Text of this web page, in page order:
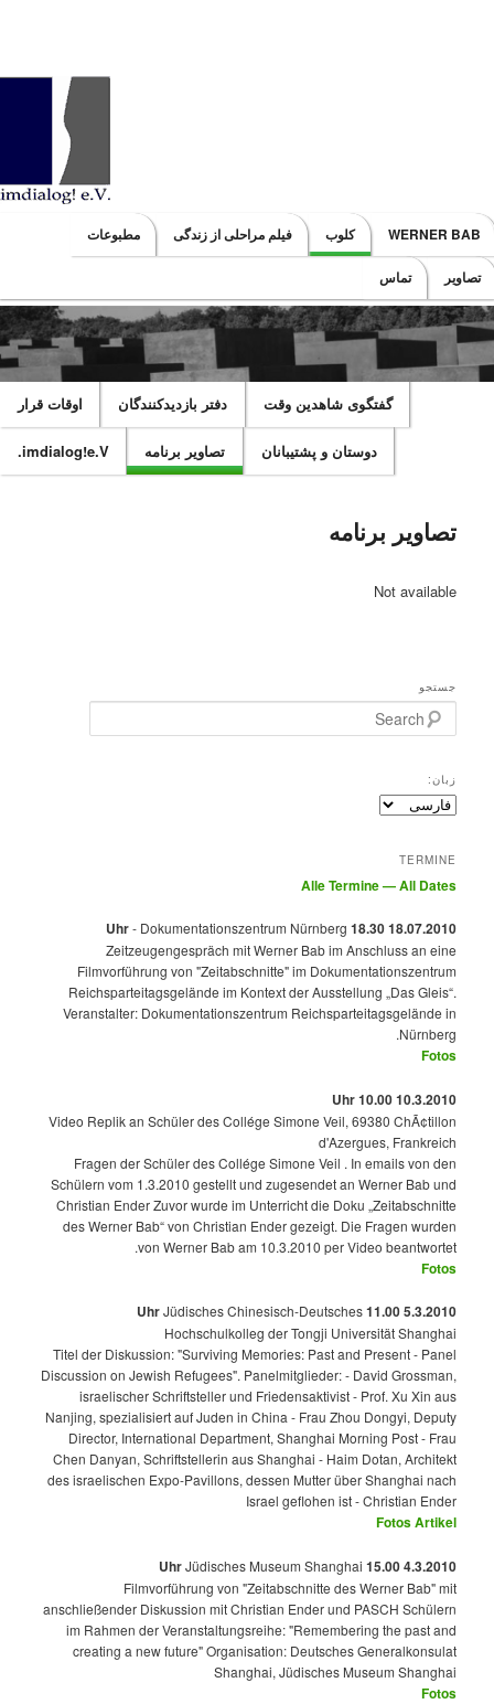
Main menu
SKIP TO PRIMARY CONTENT
SKIP TO SECONDARY CONTENT
WERNER BAB کلوب فيلم مراحلی از زندگی مطبوعات
تصاویر تماس
اوقات قرار دفتر بازدیدکنندگان گفتگوی شاهدين وقت
imdialog!e.V. تصاویر برنامه دوستان و پشتیبانان
تصاویر برنامه
Not available
جستجو
Search
زبان:
TERMINE
Alle Termine — All Dates
18.07.2010 18.30 Uhr
- Dokumentationszentrum Nürnberg
Zeitzeugengespräch mit Werner Bab im Anschluss an eine
Filmvorführung von "Zeitabschnitte" im Dokumentationszentrum
Reichsparteitagsgelände im Kontext der Ausstellung „Das Gleis“.
Veranstalter: Dokumentationszentrum Reichsparteitagsgelände in
Nürnberg.
Fotos
10.3.2010 10.00 Uhr
Video Replik an Schüler des Collége Simone Veil, 69380 ChÃ¢tillon
d'Azergues, Frankreich
Fragen der Schüler des Collége Simone Veil . In emails von den
Schülern vom 1.3.2010 gestellt und zugesendet an Werner Bab und
Christian Ender Zuvor wurde im Unterricht die Doku „Zeitabschnitte
des Werner Bab“ von Christian Ender gezeigt. Die Fragen wurden
von Werner Bab am 10.3.2010 per Video beantwortet.
Fotos
5.3.2010 11.00 Uhr
Jüdisches Chinesisch-Deutsches
Hochschulkolleg der Tongji Universität Shanghai
Titel der Diskussion: "Surviving Memories: Past and Present - Panel
Discussion on Jewish Refugees". Panelmitglieder: - David Grossman,
israelischer Schriftsteller und Friedensaktivist - Prof. Xu Xin aus
Nanjing, spezialisiert auf Juden in China - Frau Zhou Dongyi, Deputy
Director, International Department, Shanghai Morning Post - Frau
Chen Danyan, Schriftstellerin aus Shanghai - Haim Dotan, Architekt
des israelischen Expo-Pavillons, dessen Mutter über Shanghai nach
Israel geflohen ist - Christian Ender
FotosArtikel
4.3.2010 15.00 Uhr
Jüdisches Museum Shanghai
Filmvorführung von "Zeitabschnitte des Werner Bab" mit
anschließender Diskussion mit Christian Ender und PASCH Schülern
im Rahmen der Veranstaltungsreihe: "Remembering the past and
creating a new future" Organisation: Deutsches Generalkonsulat
Shanghai, Jüdisches Museum Shanghai
Fotos